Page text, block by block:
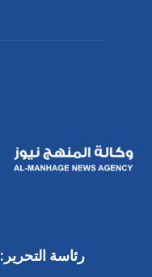
رئاسة التحرير: NARIMAN ALMALIKY